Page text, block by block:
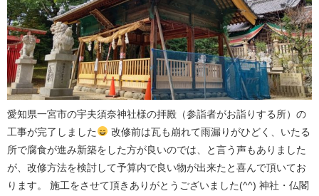
愛知県一宮市の宇夫須奈神社様の拝殿（参詣者がお詣りする所）の
工事が完了しました
改修前は瓦も崩れて雨漏りがひどく、いたる
所で腐食が進み新築をした方が良いのでは、と言う声もありました
が、改修方法を検討して予算内で良い物が出来たと喜んで頂いてお
ります。 施工をさせて頂きありがとうございました(^^) 神社・仏閣